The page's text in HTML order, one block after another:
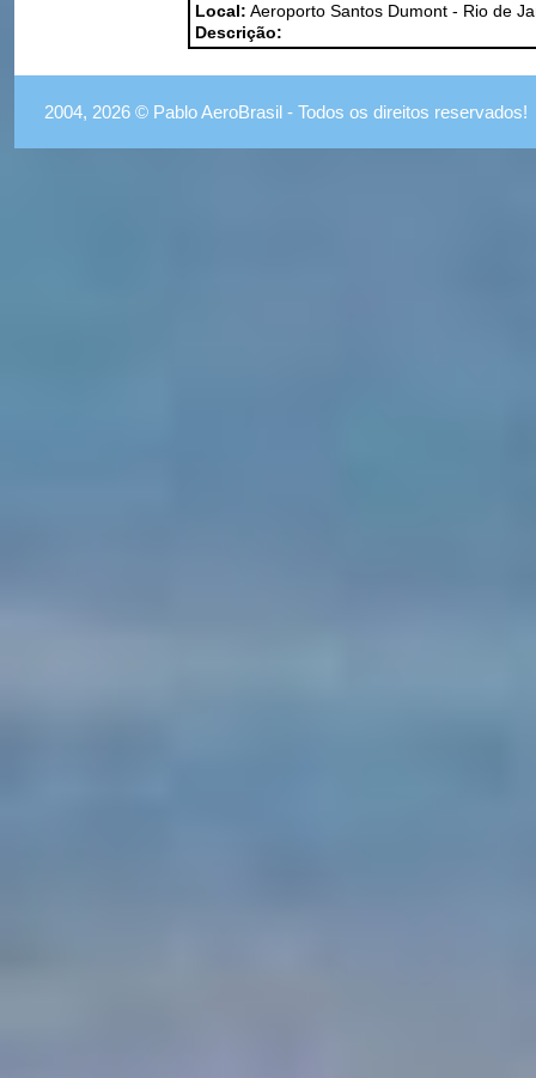
Local: Aeroporto Santos Dumont - Rio de
Descrição:
2004, 2026 © Pablo AeroBrasil - Todos os direitos reservados!